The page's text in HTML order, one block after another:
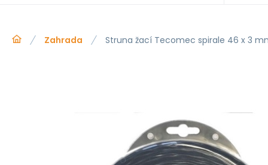
Zahrada Struna žací Tecomec spirale 46 x 3